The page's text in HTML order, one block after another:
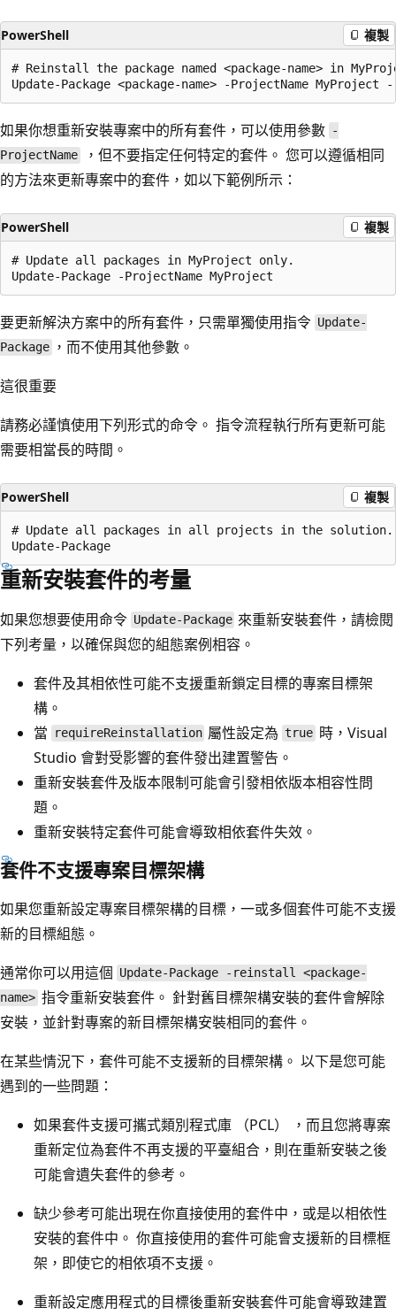
PowerShell 複製
# Reinstall the package named <package-name> in
如果你想重新安裝專案中的所有套件，可以使用參數 -
ProjectName
，但不要指定任何特定的套件。 您可以遵循相同
的方法來更新專案中的套件，如以下範例所示：
PowerShell 複製
# Update all packages in MyProject only.
要更新解決方案中的所有套件，只需單獨使用指令 Update-
Package ，而不使用其他參數。
這很重要
請務必謹慎使用下列形式的命令。 指令流程執行所有更新可能
需要相當長的時間。
PowerShell 複製
# Update all packages in all projects in the solution.
重新安裝套件的考量
如果您想要使用命令 Update-Package 來重新安裝套件，請檢閱
下列考量，以確保與您的組態案例相容。
套件及其相依性可能不支援重新鎖定目標的專案目標架
構。
當
requireReinstallation 屬性設定為true時，Visual
Studio 會對受影響的套件發出建置警告。
重新安裝套件及版本限制可能會引發相依版本相容性問
題。
重新安裝特定套件可能會導致相依套件失效。
套件不支援專案目標架構
如果您重新設定專案目標架構的目標，一或多個套件可能不支援
新的目標組態。
通常你可以用這個 Update-Package -reinstall <package-
name> 指令重新安裝套件。 針對舊目標架構安裝的套件會解除
安裝，並針對專案的新目標架構安裝相同的套件。
在某些情況下，套件可能不支援新的目標架構。 以下是您可能
遇到的一些問題：
如果套件支援可攜式類別程式庫 （PCL） ，而且您將專案
重新定位為套件不再支援的平臺組合，則在重新安裝之後
可能會遺失套件的參考。
缺少參考可能出現在你直接使用的套件中，或是以相依性
安裝的套件中。 你直接使用的套件可能會支援新的目標框
架，即使它的相依項不支援。
重新設定應用程式的目標後重新安裝套件可能會導致建置